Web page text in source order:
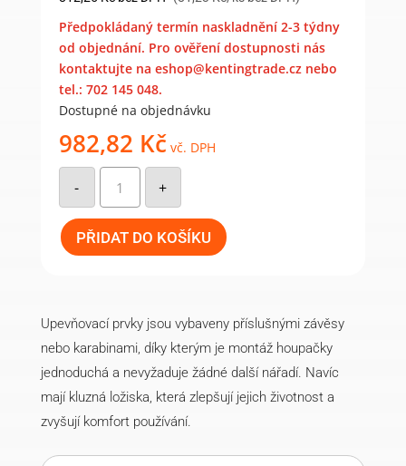
Předpokládaný termín naskladnění 2-3 týdny
od objednání. Pro ověření dostupnosti nás
kontaktujte na eshop@kentingtrade.cz nebo
tel.: 702 145 048.
Dostupné na objednávku
982,82 Kč vč. DPH
-
MHA
130
uchycení
houpačky
typ
A
M12*130
mm
+
PŘIDAT DO KOŠÍKU
Upevňovací prvky jsou vybaveny příslušnými závěsy
nebo karabinami, díky kterým je montáž houpačky
jednoduchá a nevyžaduje žádné další nářadí. Navíc
mají kluzná ložiska, která zlepšují jejich životnost a
zvyšují komfort používání.